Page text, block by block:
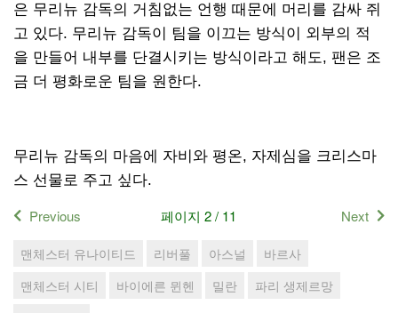
은 무리뉴 감독의 거침없는 언행 때문에 머리를 감싸 쥐
고 있다. 무리뉴 감독이 팀을 이끄는 방식이 외부의 적
을 만들어 내부를 단결시키는 방식이라고 해도, 팬은 조
금 더 평화로운 팀을 원한다.
무리뉴 감독의 마음에 자비와 평온, 자제심을 크리스마
스 선물로 주고 싶다.
Previous 페이지 2 / 11 Next
맨체스터 유나이티드 리버풀 아스널
바르사
맨체스터 시티
바이에른 뮌헨 밀란
파리 생제르망